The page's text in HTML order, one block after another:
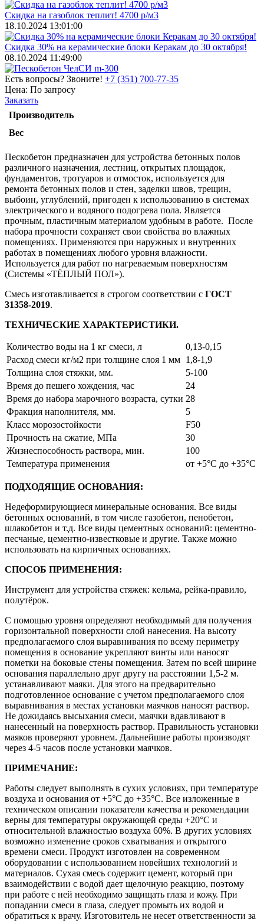
Скидка на газоблок теплит! 4700 р/м3
18.10.2024 13:01:00
Скидка 30% на керамические блоки Керакам до 30 октября!
08.10.2024 11:49:00
Есть вопросы? Звоните! +7 (351) 700-77-35
Цена: По запросу
Заказать
Производитель
Вес
Пескобетон предназначен для устройства бетонных полов
различного назначения, лестниц, открытых площадок,
фундаментов, тротуаров и отмосток, используется для
ремонта бетонных полов и стен, заделки швов, трещин,
выбоин, углублений, пригоден к использованию в системах
электрического и водяного подогрева пола. Является
прочным, пластичным материалом удобным в работе. После
набора прочности сохраняет свои свойства во влажных
помещениях. Применяются при наружных и внутренних
работах в помещениях любого уровня влажности.
Используется для работ по нагреваемым поверхностям
(Системы «ТЁПЛЫЙ ПОЛ»).
Смесь изготавливается в строгом соответствии с ГОСТ
31358-2019.
ТЕХНИЧЕСКИЕ ХАРАКТЕРИСТИКИ.
Количество воды на 1 кг смеси, л
0,13-0,15
Расход смеси кг/м2 при толщине слоя 1 мм 1,8-1,9
Толщина слоя стяжки, мм.
5-100
Время до пешего хождения, час
24
Время до набора марочного возраста, сутки 28
Фракция наполнителя, мм.
5
Класс морозостойкости
F50
Прочность на сжатие, МПа
30
Жизнеспособность раствора, мин.
100
Температура применения
от +5°С до +35°С
ПОДХОДЯЩИЕ ОСНОВАНИЯ:
Недеформирующиеся минеральные основания. Все виды
бетонных оснований, в том числе газобетон, пенобетон,
шлакобетон и т.д. Все виды цементных оснований: цементно-
песчаные, цементно-известковые и другие. Также можно
использовать на кирпичных основаниях.
СПОСОБ ПРИМЕНЕНИЯ:
Инструмент для устройства стяжек: кельма, рейка-правило,
полутёрок.
С помощью уровня определяют необходимый для получения
горизонтальной поверхности слой нанесения. На высоту
предполагаемого слоя выравнивания по всему периметру
помещения в основание укрепляют винты или наносят
пометки на боковые стены помещения. Затем по всей ширине
основания параллельно друг другу на расстоянии 1,5-2 м.
устанавливают маяки. Для этого на предварительно
подготовленное основание с учетом предполагаемого слоя
выравнивания в местах установки маячков наносят раствор.
Не дожидаясь высыхания смеси, маячки вдавливают в
нанесенный на поверхность раствор. Правильность установки
маяков проверяют уровнем. Дальнейшие работы производят
через 4-5 часов после установки маячков.
ПРИМЕЧАНИЕ:
Работы следует выполнять в сухих условиях, при температуре
воздуха и основания от +5°С до +35°С. Все изложенные в
техническом описании показатели качества и рекомендации
верны для температуры окружающей среды +20°С и
относительной влажностью воздуха 60%. В других условиях
возможно изменение сроков схватывания и открытого
времени смеси. Продукт изготовлен на современном
оборудовании с использованием новейших технологий и
материалов. Сухая смесь содержит цемент, который при
взаимодействии с водой дает щелочную реакцию, поэтому
при работе с ней необходимо защищать глаза и кожу. При
попадании смеси в глаза, следует промыть их водой и
обратиться к врачу. Изготовитель не несет ответственности за